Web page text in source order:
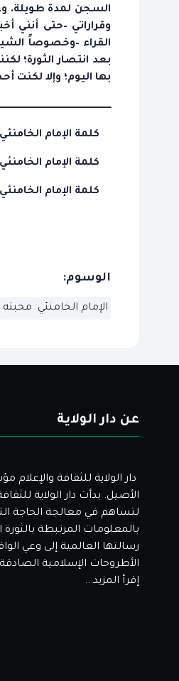
السجن لمدة طويلة.
وقراراتي –حتى أنني
القراء –وخصوصاً
بعد انتصار الثورة؛
بها اليوم؛ وإلا
كلمة الإمام الخامنئي
كلمة الإمام الخامنئي
كلمة الإمام الخامنئي
الوسوم:
الإمام الخامنئي محبته
عن دار الولاية
دار الولاية للثقافة
لتساهم في معالجة الحاجة
بالمعلومات المرتبطة
رسالتها العالمية إلى وعي
الأطروحات الإسلامية
إقرأ المزيد...